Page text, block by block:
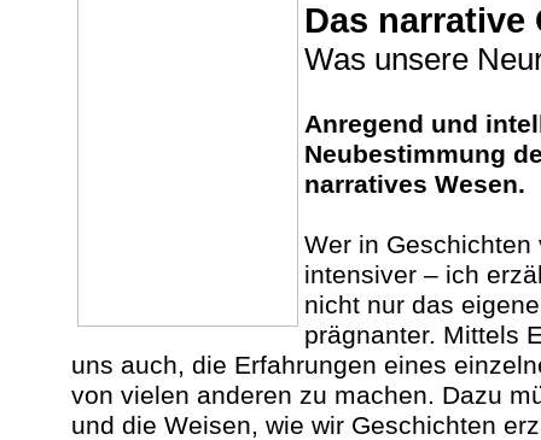
Das narrative
Was unsere
Anregend und
Neubestimmung
narratives Wesen.
Wer in
intensiver – ich
nicht nur das
prägnanter. Mittels
uns auch, die Erfahrungen eines
von vielen anderen zu machen. Dazu
und die Weisen, wie wir Geschichten